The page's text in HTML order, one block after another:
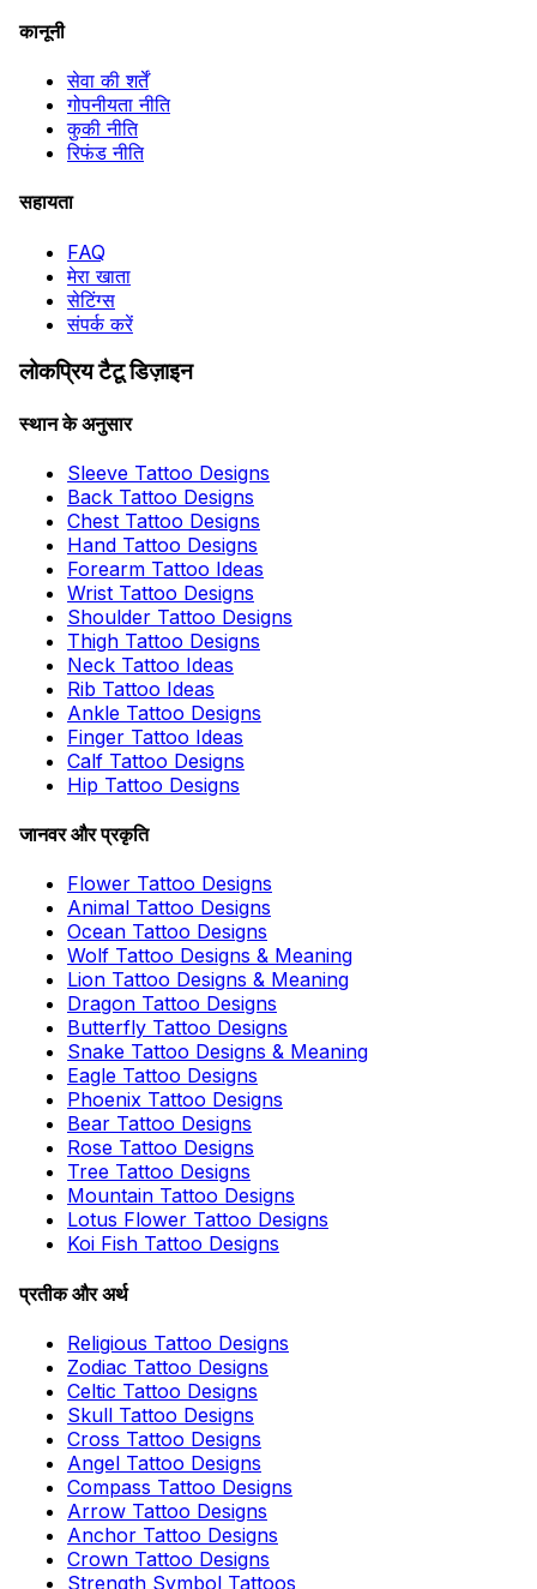
कानूनी
सेवा की शर्तें
गोपनीयता नीति
कुकी नीति
रिफंड नीति
सहायता
FAQ
मेरा खाता
सेटिंग्स
संपर्क करें
लोकप्रिय टैटू डिज़ाइन
स्थान के अनुसार
Sleeve Tattoo Designs
Back Tattoo Designs
Chest Tattoo Designs
Hand Tattoo Designs
Forearm Tattoo Ideas
Wrist Tattoo Designs
Shoulder Tattoo Designs
Thigh Tattoo Designs
Neck Tattoo Ideas
Rib Tattoo Ideas
Ankle Tattoo Designs
Finger Tattoo Ideas
Calf Tattoo Designs
Hip Tattoo Designs
जानवर और प्रकृति
Flower Tattoo Designs
Animal Tattoo Designs
Ocean Tattoo Designs
Wolf Tattoo Designs & Meaning
Lion Tattoo Designs & Meaning
Dragon Tattoo Designs
Butterfly Tattoo Designs
Snake Tattoo Designs & Meaning
Eagle Tattoo Designs
Phoenix Tattoo Designs
Bear Tattoo Designs
Rose Tattoo Designs
Tree Tattoo Designs
Mountain Tattoo Designs
Lotus Flower Tattoo Designs
Koi Fish Tattoo Designs
प्रतीक और अर्थ
Religious Tattoo Designs
Zodiac Tattoo Designs
Celtic Tattoo Designs
Skull Tattoo Designs
Cross Tattoo Designs
Angel Tattoo Designs
Compass Tattoo Designs
Arrow Tattoo Designs
Anchor Tattoo Designs
Crown Tattoo Designs
Strength Symbol Tattoos